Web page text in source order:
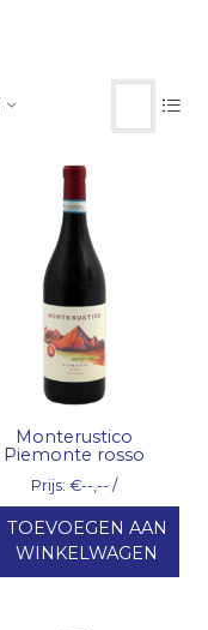
Monterustico
Piemonte rosso
Prijs: €--,-- /
TOEVOEGEN AAN
WINKELWAGEN